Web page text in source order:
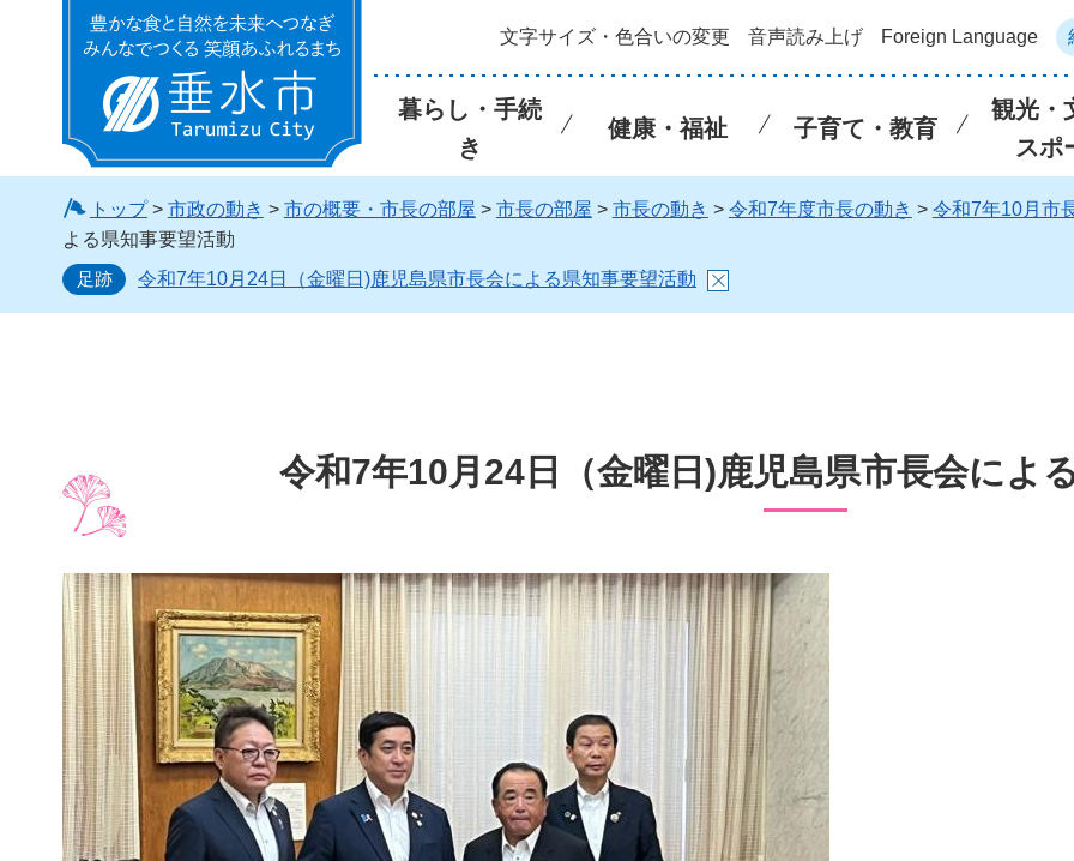
垂水市 文字サイズ・色合いの変更 音声読み上げ Foreign Language
暮らし・手続
き
健康・福祉 子育て・教育
観光・
スポ
トップ> 市政の動き > 市の概要・市長の部屋 > 市長の部屋 > 市長の動き > 令和7年度市長の動き > 令和7年10月市
よる県知事要望活動
足跡
令和7年10月24日（金曜日)鹿児島県市長会による県知事要望活動
令和7年10月24日（金曜日)鹿児島県市長会によ